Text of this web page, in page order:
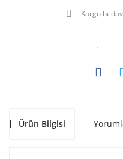
Kargo
Ürün Bilgisi